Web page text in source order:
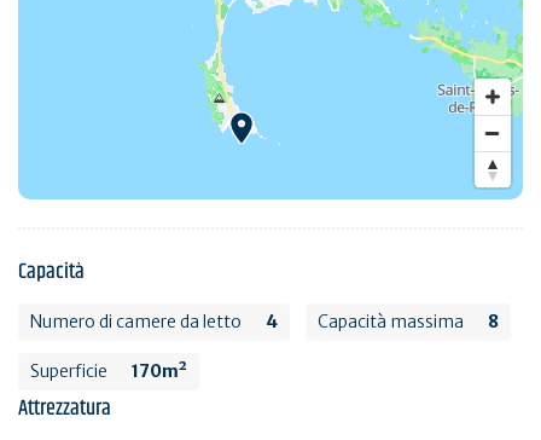
Capacità
Numero di camere da letto 4 Capacità massima 8
Superficie 170m²
Attrezzatura